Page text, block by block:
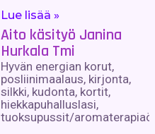
Lue lisää »
Aito käsityö Janina
Hurkala Tmi
Hyvän energian korut,
posliinimaalaus, kirjonta,
silkki, kudonta, kortit,
hiekkapuhalluslasi,
tuoksupussit/